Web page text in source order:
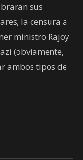
sus
la censura a
ministro Rajoy
(obviamente,
ambos tipos de